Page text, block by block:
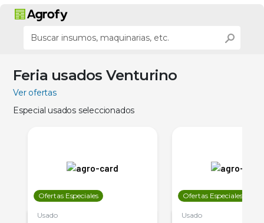
Feria usados Venturino
Ver ofertas
Especial usados seleccionados
Ofertas Especiales
Usado
Ofertas Especiales
Usado